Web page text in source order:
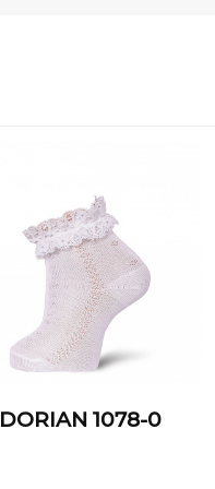
DORIAN 1078-0